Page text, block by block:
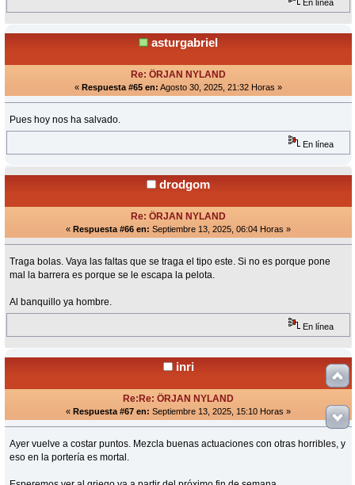
En línea
asturgabriel
Re: ÖRJAN NYLAND
« Respuesta #65 en: Agosto 30, 2025, 21:32 Horas »
Pues hoy nos ha salvado.
En línea
drodgom
Re: ÖRJAN NYLAND
« Respuesta #66 en: Septiembre 13, 2025, 06:04 Horas »
Traga bolas. Vaya las faltas que se traga el tipo este. Si no es porque pone
mal la barrera es porque se le escapa la pelota.
Al banquillo ya hombre.
En línea
inri
Re:Re: ÖRJAN NYLAND
« Respuesta #67 en: Septiembre 13, 2025, 15:10 Horas »
Ayer vuelve a costar puntos. Mezcla buenas actuaciones con otras horribles, y
eso en la portería es mortal.